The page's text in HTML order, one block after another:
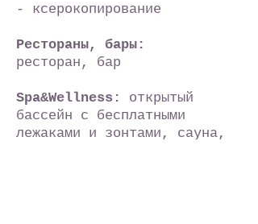
- ксерокопирование
Рестораны, бары:
ресторан, бар
Spa&Wellness: открытый
бассейн c бесплатными
лежаками и зонтами,
сауна,